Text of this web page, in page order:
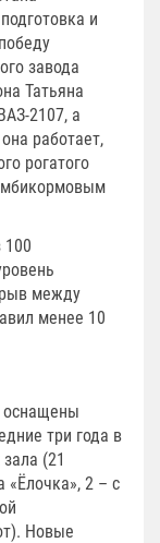
и
завода
Татьяна
2107, а
работает,
рогатого
100
между
менее 10
оснащены
три года в
(21
«Ёлочка», 2 – с
Новые